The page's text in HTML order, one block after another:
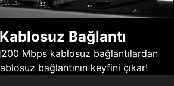
Bağlantı
Mbps kablosuz bağlantılardan
bağlantının keyfini çıkar!